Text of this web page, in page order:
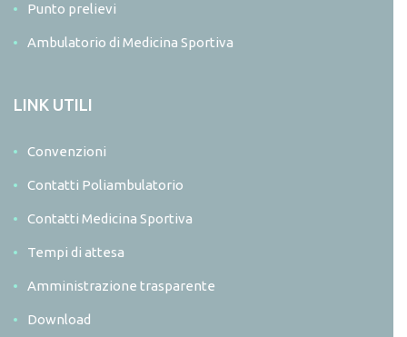
Punto prelievi
Ambulatorio di Medicina Sportiva
LINK UTILI
Convenzioni
Contatti Poliambulatorio
Contatti Medicina Sportiva
Tempi di attesa
Amministrazione trasparente
Download